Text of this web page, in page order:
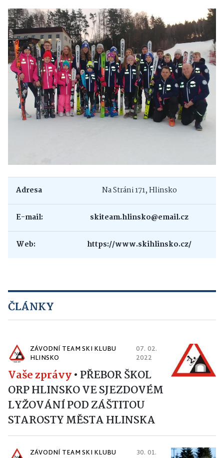
Adresa Na Stráni 171, Hlinsko
E-mail: skiteam.hlinsko@email.cz
Web: https://www.skihlinsko.cz/
ČLÁNKY
ZÁVODNÍ TEAM SKI KLUBU
HLINSKO
07. 02.
2022
Vaše zprávy• PŘEBOR ŠKOL
ORP HLINSKO VE SJEZDOVÉM
LYŽOVÁNÍ POD ZÁŠTITOU
STAROSTY MĚSTA HLINSKA
ZÁVODNÍ TEAM SKI KLUBU
30. 01.